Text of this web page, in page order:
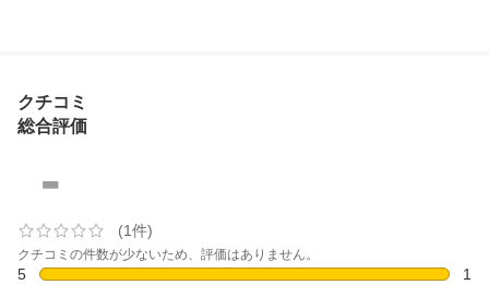
クチコミ
総合評価
-
(1件)
クチコミの件数が少ないため、評価はありません。
5
1